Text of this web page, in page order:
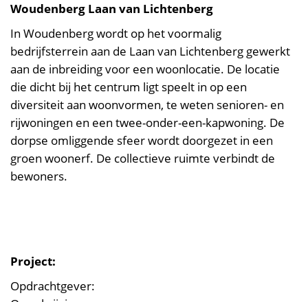
Woudenberg Laan van Lichtenberg
In Woudenberg wordt op het voormalig
bedrijfsterrein aan de Laan van Lichtenberg gewerkt
aan de inbreiding voor een woonlocatie. De locatie
die dicht bij het centrum ligt speelt in op een
diversiteit aan woonvormen, te weten senioren- en
rijwoningen en een twee-onder-een-kapwoning. De
dorpse omliggende sfeer wordt doorgezet in een
groen woonerf. De collectieve ruimte verbindt de
bewoners.
Project:
Opdrachtgever: